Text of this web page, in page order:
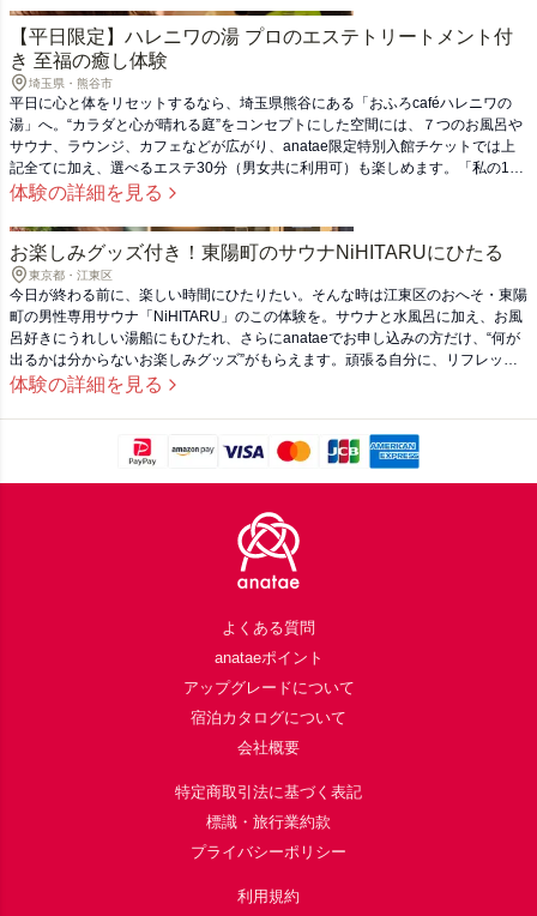
【平日限定】ハレニワの湯 プロのエステトリートメント付
き 至福の癒し体験
埼玉県・熊谷市
平日に心と体をリセットするなら、埼玉県熊谷にある「おふろcaféハレニワの
湯」へ。“カラダと心が晴れる庭”をコンセプトにした空間には、７つのお風呂や
サウナ、ラウンジ、カフェなどが広がり、anatae限定特別入館チケットでは上
記全てに加え、選べるエステ30分（男女共に利用可）も楽しめます。「私の1日
を晴れにする時間」を平日のあの人に。
体験の詳細を見る
お楽しみグッズ付き！東陽町のサウナNiHITARUにひたる
東京都・江東区
今日が終わる前に、楽しい時間にひたりたい。そんな時は江東区のおへそ・東陽
町の男性専用サウナ「NiHITARU」のこの体験を。サウナと水風呂に加え、お風
呂好きにうれしい湯船にもひたれ、さらにanataeでお申し込みの方だけ、“何が
出るかは分からないお楽しみグッズ”がもらえます。頑張る自分に、リフレッシ
ュしてほしいあの人に、今日もよかった“にひたる”時間を贈って。
体験の詳細を見る
よくある質問
anataeポイント
アップグレードについて
宿泊カタログについて
会社概要
特定商取引法に基づく表記
標識・旅行業約款
プライバシーポリシー
利用規約